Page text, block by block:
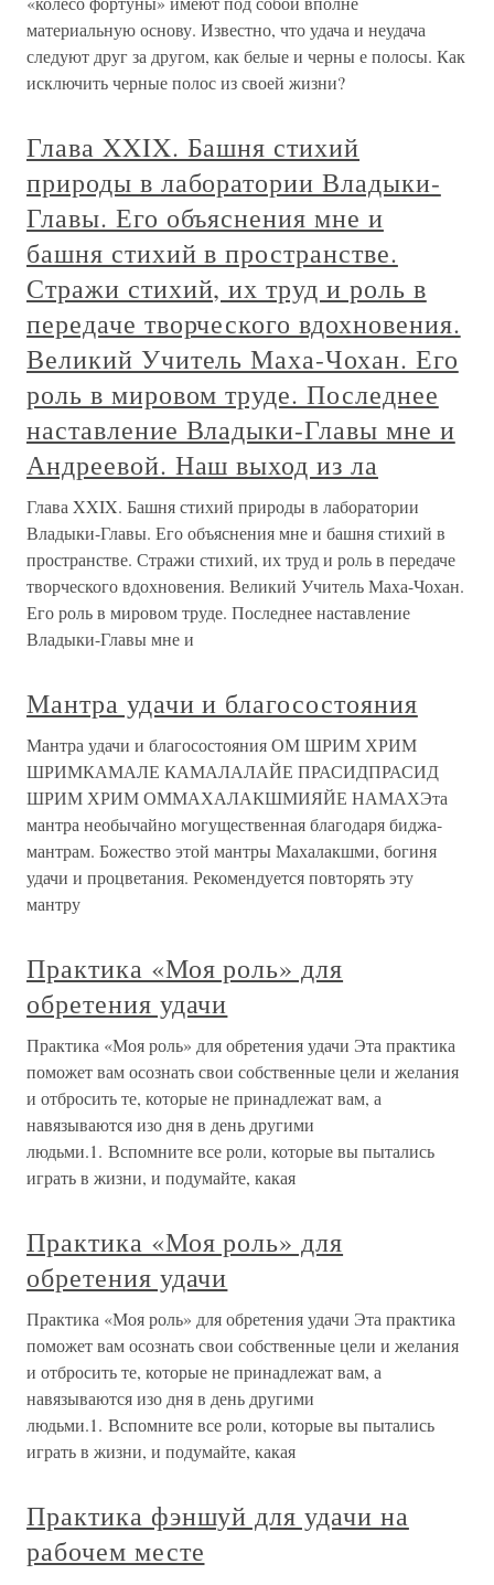
материальную основу. Известно, что удача и неудача
следуют друг за другом, как белые и черны е полосы. Как
исключить черные полос из своей жизни?
Глава XXIX. Башня стихий
природы в лаборатории Владыки-
Главы. Его объяснения мне и
башня стихий в пространстве.
Стражи стихий, их труд и роль в
передаче творческого вдохновения.
Великий Учитель Маха-Чохан. Его
роль в мировом труде. Последнее
наставление Владыки-Главы мне и
Андреевой. Наш выход из ла
Глава XXIX. Башня стихий природы в лаборатории
Владыки-Главы. Его объяснения мне и башня стихий в
пространстве. Стражи стихий, их труд и роль в передаче
творческого вдохновения. Великий Учитель Маха-Чохан.
Его роль в мировом труде. Последнее наставление
Владыки-Главы мне и
Мантра удачи и благосостояния
Мантра удачи и благосостояния ОМ ШРИМ ХРИМ
ШРИМКАМАЛЕ КАМАЛАЛАЙЕ ПРАСИДПРАСИД
ШРИМ ХРИМ ОММАХАЛАКШМИЯЙЕ НАМАХЭта
мантра необычайно могущественная благодаря биджа-
мантрам. Божество этой мантры Махалакшми, богиня
удачи и процветания. Рекомендуется повторять эту
мантру
Практика «Моя роль» для
обретения удачи
Практика «Моя роль» для обретения удачи Эта практика
поможет вам осознать свои собственные цели и желания
и отбросить те, которые не принадлежат вам, а
навязываются изо дня в день другими
людьми.1. Вспомните все роли, которые вы пытались
играть в жизни, и подумайте, какая
Практика «Моя роль» для
обретения удачи
Практика «Моя роль» для обретения удачи Эта практика
поможет вам осознать свои собственные цели и желания
и отбросить те, которые не принадлежат вам, а
навязываются изо дня в день другими
людьми.1. Вспомните все роли, которые вы пытались
играть в жизни, и подумайте, какая
Практика фэншуй для удачи на
рабочем месте